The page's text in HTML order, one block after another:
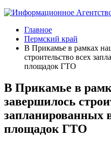
Главное
Пермский край
В Прикамье в рамках
строительство всех
площадок ГТО
В Прикамье в
завершилось
запланированных
площадок ГТО